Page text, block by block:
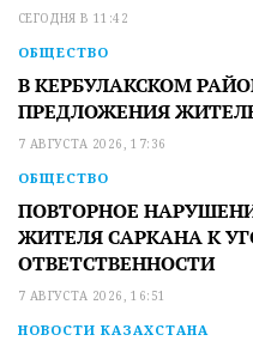
СЕГОДНЯ В 11:42
ОБЩЕСТВО
В КЕРБУЛАКСКОМ
ПРЕДЛОЖЕНИЯ
7 АВГУСТА 2026, 17:36
ОБЩЕСТВО
ПОВТОРНОЕ
ЖИТЕЛЯ САРКАНА К
ОТВЕТСТВЕННОСТИ
7 АВГУСТА 2026, 16:51
НОВОСТИ КАЗАХСТАНА